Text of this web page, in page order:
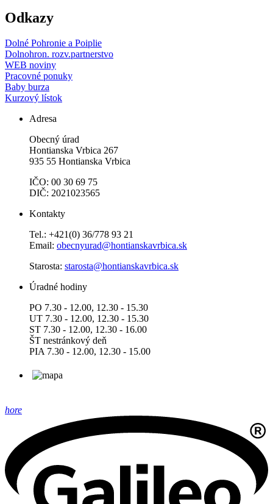
Odkazy
Dolné Pohronie a Poiplie
Dolnohron. rozv.partnerstvo
WEB noviny
Pracovné ponuky
Baby burza
Kurzový lístok
Adresa
Obecný úrad
Hontianska Vrbica 267
935 55 Hontianska Vrbica
IČO: 00 30 69 75
DIČ: 2021023565
Kontakty
Tel.: +421(0) 36/778 93 21
Email: obecnyurad@hontianskavrbica.sk
Starosta: starosta@hontianskavrbica.sk
Úradné hodiny
PO 7.30 - 12.00, 12.30 - 15.30
UT 7.30 - 12.00, 12.30 - 15.30
ST 7.30 - 12.00, 12.30 - 16.00
ŠT nestránkový deň
PIA 7.30 - 12.00, 12.30 - 15.00
hore